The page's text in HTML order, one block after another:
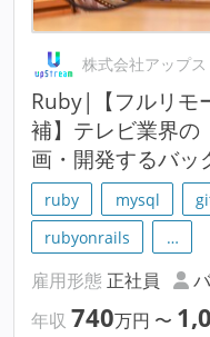
株式会社アップ
Ruby|【フルリモ
補】テレビ業界の
画・開発するバッ
ruby mysql
rubyonrails
…
雇用形態 正社員
年収 740万円 〜